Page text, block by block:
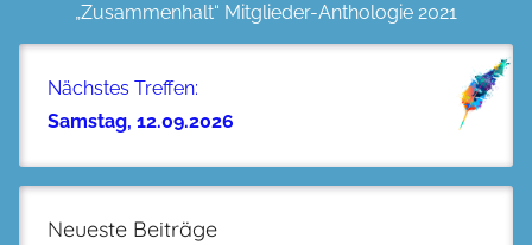
„Zusammenhalt“ Mitglieder-Anthologie 2021
Nächstes Treffen:
Samstag, 12.09.2026
Neueste Beiträge